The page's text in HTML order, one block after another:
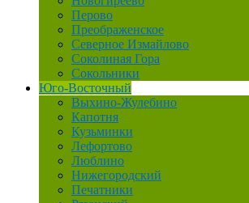
Перово
Преображенское
Северное Измайлово
Соколиная Гора
Сокольники
Юго-Восточный
Выхино-Жулебино
Капотня
Кузьминки
Лефортово
Люблино
Нижегородский
Печатники